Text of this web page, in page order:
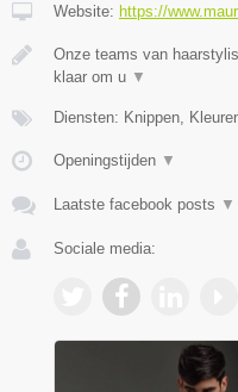
Website: https://
Onze teams van
klaar om u ▼
Diensten: Knippen,
Openingstijden ▼
Laatste facebook posts ▼
Sociale media: